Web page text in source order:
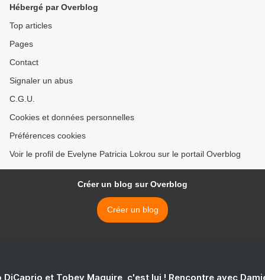
Hébergé par Overblog
Top articles
Pages
Contact
Signaler un abus
C.G.U.
Cookies et données personnelles
Préférences cookies
Voir le profil de Evelyne Patricia Lokrou sur le portail Overblog
Créer un blog sur Overblog
Créer un blog
DiCaprio et Tobey Maguire, c'est lui ! Rencontre avec